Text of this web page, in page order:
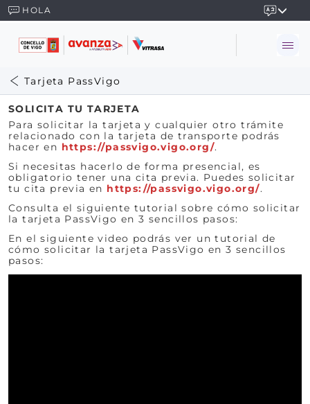
HOLA
Tarjeta PassVigo
SOLICITA TU TARJETA
Para solicitar la tarjeta y cualquier otro trámite
relacionado con la tarjeta de transporte podrás
hacer en https://passvigo.vigo.org/.
Si necesitas hacerlo de forma presencial, es
obligatorio tener una cita previa. Puedes solicitar
tu cita previa en https://passvigo.vigo.org/.
Consulta el siguiente tutorial sobre cómo solicitar
la tarjeta PassVigo en 3 sencillos pasos:
En el siguiente video podrás ver un tutorial de
cómo solicitar la tarjeta PassVigo en 3 sencillos
pasos: